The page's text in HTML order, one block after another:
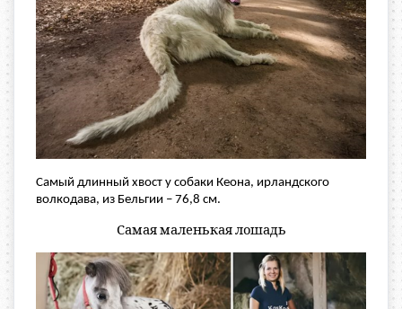
Самый длинный хвост у собаки Кеона, ирландского
волкодава, из Бельгии – 76,8 см.
Самая маленькая лошадь